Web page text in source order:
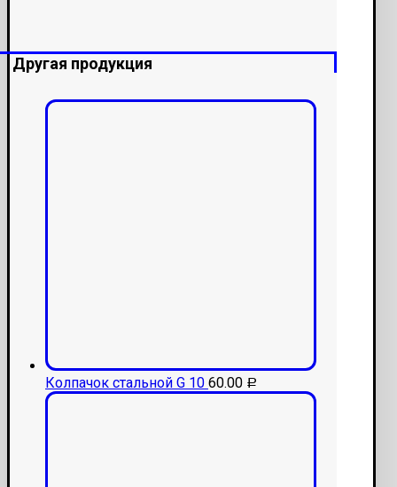
Другая продукция
Колпачок стальной G 10 60.00 Р